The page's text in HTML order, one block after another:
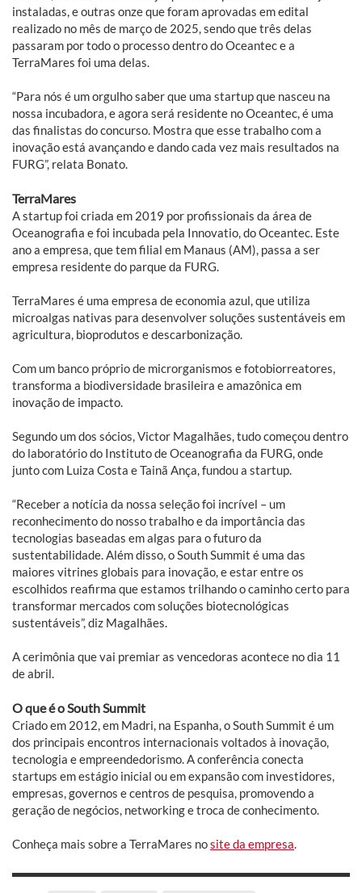
instaladas, e outras onze que foram aprovadas em edital
realizado no mês de março de 2025, sendo que três delas
passaram por todo o processo dentro do Oceantec e a
TerraMares foi uma delas.
“Para nós é um orgulho saber que uma startup que nasceu na
nossa incubadora, e agora será residente no Oceantec, é uma
das finalistas do concurso. Mostra que esse trabalho com a
inovação está avançando e dando cada vez mais resultados na
FURG”, relata Bonato.
TerraMares
A startup foi criada em 2019 por profissionais da área de
Oceanografia e foi incubada pela Innovatio, do Oceantec. Este
ano a empresa, que tem filial em Manaus (AM), passa a ser
empresa residente do parque da FURG.
TerraMares é uma empresa de economia azul, que utiliza
microalgas nativas para desenvolver soluções sustentáveis em
agricultura, bioprodutos e descarbonização.
Com um banco próprio de microrganismos e fotobiorreatores,
transforma a biodiversidade brasileira e amazônica em
inovação de impacto.
Segundo um dos sócios, Victor Magalhães, tudo começou dentro
do laboratório do Instituto de Oceanografia da FURG, onde
junto com Luiza Costa e Tainã Ança, fundou a startup.
“Receber a notícia da nossa seleção foi incrível – um
reconhecimento do nosso trabalho e da importância das
tecnologias baseadas em algas para o futuro da
sustentabilidade. Além disso, o South Summit é uma das
maiores vitrines globais para inovação, e estar entre os
escolhidos reafirma que estamos trilhando o caminho certo para
transformar mercados com soluções biotecnológicas
sustentáveis”, diz Magalhães.
A cerimônia que vai premiar as vencedoras acontece no dia 11
de abril.
O que é o South Summit
Criado em 2012, em Madri, na Espanha, o South Summit é um
dos principais encontros internacionais voltados à inovação,
tecnologia e empreendedorismo. A conferência conecta
startups em estágio inicial ou em expansão com investidores,
empresas, governos e centros de pesquisa, promovendo a
geração de negócios, networking e troca de conhecimento.
Conheça mais sobre a TerraMares nosite da empresa.